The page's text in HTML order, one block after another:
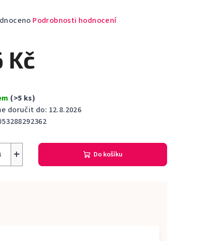
Podrobnosti hodnocení
Kč
(>5 ks)
doručit do: 12.8.2026
+ Do košíku